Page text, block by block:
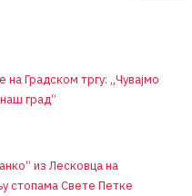
Градском тргу: „Чувајмо
град“
из Лесковца на
стопама Свете Петке